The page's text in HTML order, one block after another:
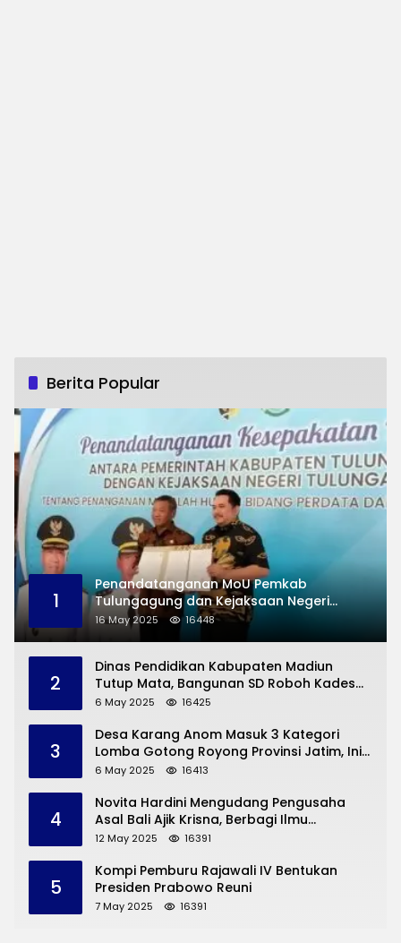
Berita Popular
1
Penandatanganan MoU Pemkab
Tulungagung dan Kejaksaan Negeri
Permasalahan Hukum
16 May 2025 16448
2
Dinas Pendidikan Kabupaten Madiun
Tutup Mata, Bangunan SD Roboh Kades
Dermorejo Bangun Pakai Dana Pribadi
6 May 2025 16425
3
Desa Karang Anom Masuk 3 Kategori
Lomba Gotong Royong Provinsi Jatim, Ini
yang Disampaikan Sekda Trenggalek
6 May 2025 16413
4
Novita Hardini Mengudang Pengusaha
Asal Bali Ajik Krisna, Berbagi Ilmu
Pengembangan Pariwisata dan UMKM
12 May 2025 16391
5
Kompi Pemburu Rajawali IV Bentukan
Presiden Prabowo Reuni
7 May 2025 16391